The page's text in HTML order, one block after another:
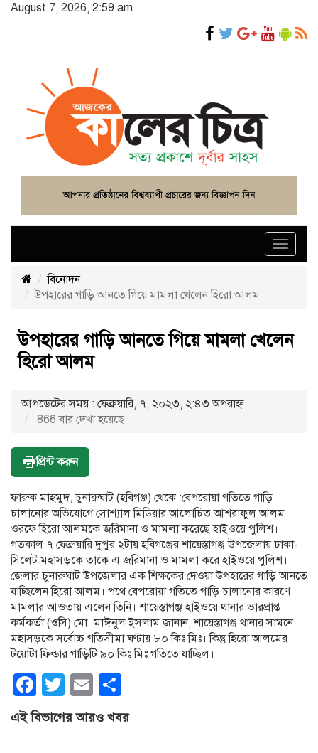
August 7, 2026, 2:59 am
Toggle
বিনোদন
উপহারের গাড়ি আনতে গিয়ে মামলা খেলেন হিরো আলম
উপহারের গাড়ি আনতে গিয়ে মামলা খেলেন
হিরো আলম
আপডেটের সময় : ফেব্রুয়ারি, ৭, ২০২৩, ২:৪৩ অপরাহ্ণ
866 বার দেখা হয়েছে
প্রিন্ট করুন
ফারুক মাহমুদ, চুনারুঘাট (হবিগঞ্জ) থেকে :বেপরোয়া গতিতে গাড়ি
চালানোর অভিযোগে সোশ্যাল মিডিয়ার আলোচিত আশরাফুল আলম
ওরফে হিরো আলমকে জরিমানা ও মামলা করেছে হাইওয়ে পুলিশ।
গতকাল ৭ ফেব্রুয়ারি দুপুর ২টায় হবিগঞ্জের শায়েস্তাগঞ্জ উপজেলায় ঢাকা-
সিলেট মহাসড়কে তাকে এ জরিমানা ও মামলা করে হাইওয়ে পুলিশ।
জেলার চুনারুঘাট উপজেলার এক শিক্ষকের দেওয়া উপহারের গাড়ি আনতে
যাচ্ছিলেন হিরো আলম। পথে বেপরোয়া গতিতে গাড়ি চালানোর কারণে
মামলার আওতায় এলেন তিনি। শায়েস্তাগঞ্জ হাইওয়ে থানার ভারপ্রাপ্ত
কর্মকর্তা (ওসি) মো. মাঈনুল ইসলাম জানান, শায়েস্তাগঞ্জ থানার সামনে
মহাসড়কে সর্বোচ্চ গতিসীমা ঘণ্টায় ৮০ কিঃ মিঃ। কিন্তু হিরো আলমের
টয়োটা ফিল্ডার গাড়িটি ৯০ কিঃ মিঃ গতিতে যাচ্ছিল।
Facebook
Twitter
Email
এই বিভাগের আরও খবর